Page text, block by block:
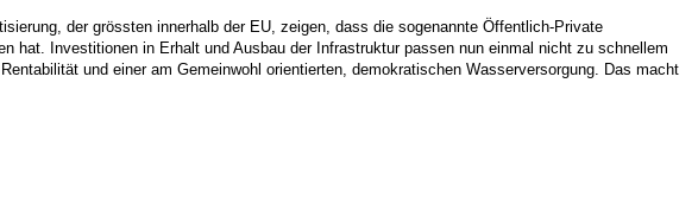
der grössten innerhalb der EU, zeigen, dass die sogenannte Öffentlich-Private
hat. Investitionen in Erhalt und Ausbau der Infrastruktur passen nun einmal nicht zu schnellem
und einer am Gemeinwohl orientierten, demokratischen Wasserversorgung. Das macht